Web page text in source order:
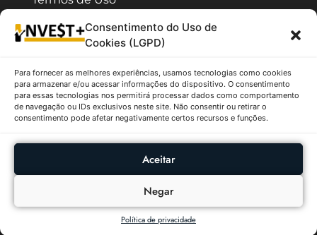
Consentimento do Uso de
Cookies (LGPD)
Para fornecer as melhores experiências, usamos tecnologias como cookies
para armazenar e/ou acessar informações do dispositivo. O consentimento
para essas tecnologias nos permitirá processar dados como comportamento
de navegação ou IDs exclusivos neste site. Não consentir ou retirar o
consentimento pode afetar negativamente certos recursos e funções.
Aceitar
Negar
Política de privacidade
Quem Somos
O InvestPlus é um site que possui caráter
meramente informativo e educativo, as
informações citadas não tem o objetivo de fazer
recomendação e/ou sugestão de compra ou venda
decisões tomados a partir das informações aqui
contidas. Todas as informações apresentadas são
provenientes de fontes públicas como B3, CVM,
Tesouro Nacional, etc.
InvestPlus - Copyright ©2026 - Todos os Diretos
Reservados